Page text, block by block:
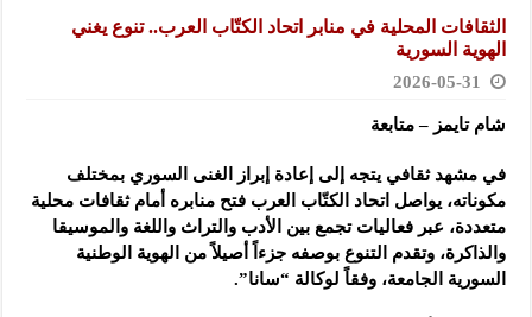
الثقافات المحلية في منابر اتحاد الكتّاب العرب.. تنوع يغني
الهوية السورية
2026-05-31
شام تايمز – متابعة
في مشهد ثقافي يتجه إلى إعادة إبراز الغنى السوري بمختلف
مكوناته، ‏يواصل اتحاد الكتّاب العرب فتح منابره أمام ثقافات محلية
متعددة، عبر ‏فعاليات تجمع بين الأدب والتراث واللغة والموسيقا
والذاكرة، وتقدم التنوع ‏بوصفه جزءاً أصيلاً من الهوية الوطنية
السورية الجامعة، وفقاً لوكالة “سانا”.